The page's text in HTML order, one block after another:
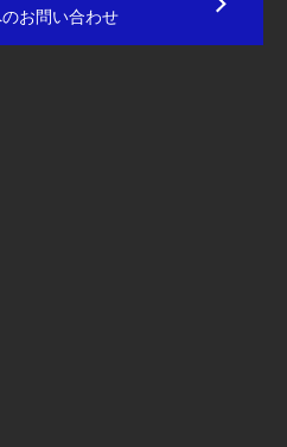
お問い合わせ